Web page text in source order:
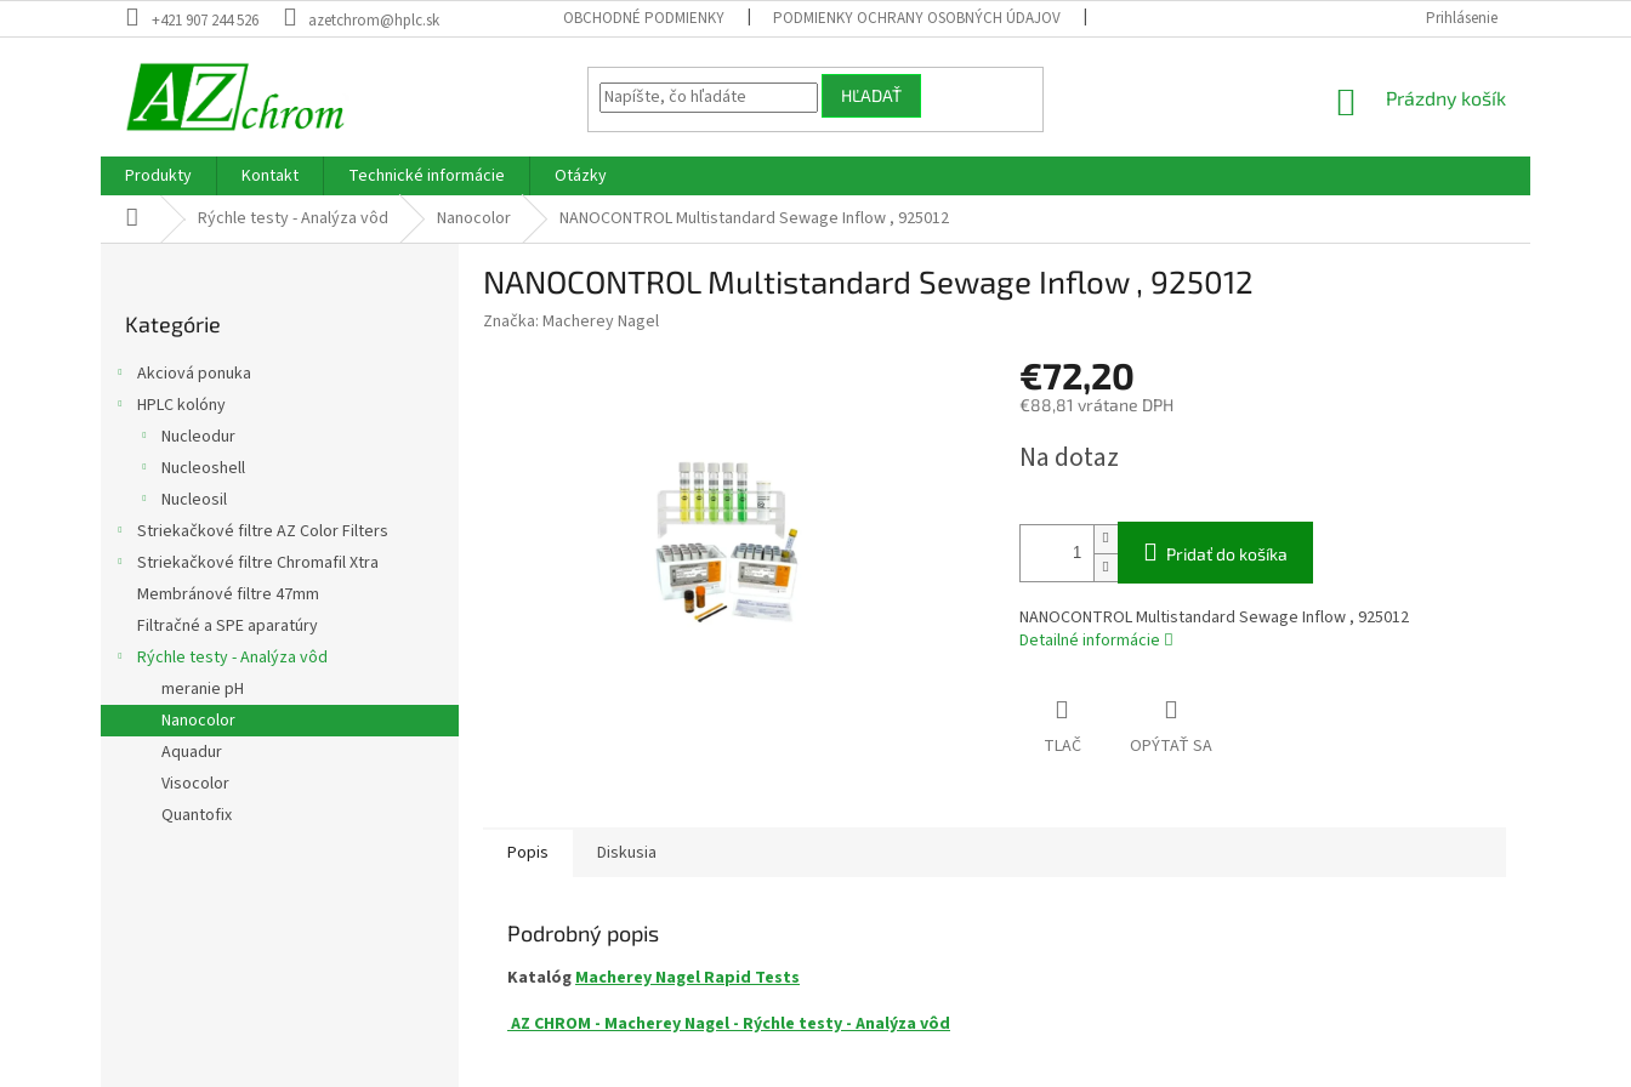
na
+421 907 244 526 azetchrom@hplc.sk OBCHODNÉ PODMIENKY PODMIENKY OCHRANY OSOBNÝCH ÚDAJOV Prihlásenie
HĽADAŤ
NÁKUPNÝ
Prázdny košík
Produkty Kontakt Technické informácie
Otázky
DomovRýchle testy - Analýza vôd Nanocolor NANOCONTROL Multistandard Sewage Inflow , 925012
kategórie
Kategórie
Akciová ponuka
HPLC kolóny
Nucleodur
Nucleoshell
Nucleosil
Striekačkové filtre AZ Color Filters
Striekačkové filtre Chromafil Xtra
Membránové filtre 47mm
Filtračné a SPE aparatúry
Rýchle testy - Analýza vôd
meranie pH
Nanocolor
Aquadur
Visocolor
Quantofix
NANOCONTROL Multistandard Sewage Inflow , 925012
Značka: Macherey Nagel
€72,20
€88,81 vrátane DPH
cena:
Na dotaz
Pridať do košíka
NANOCONTROL Multistandard Sewage Inflow , 925012
Detailné informácie
TLAČ OPÝTAŤ SA
Popis Diskusia
Podrobný popis
KatalógMacherey Nagel Rapid Tests
AZ CHROM - Macherey Nagel - Rýchle testy - Analýza vôd